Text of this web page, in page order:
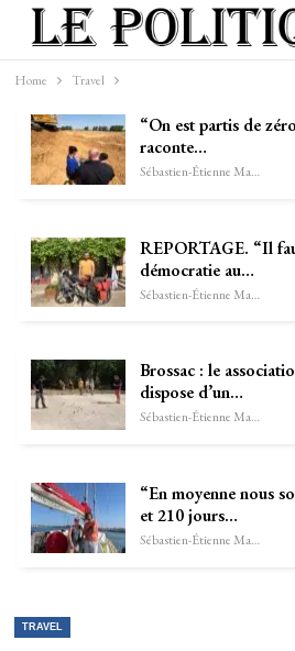
Home Travel
“On est partis de
raconte…
Sébastien-Étienne Marechal
REPORTAGE. “Il
démocratie au…
Sébastien-Étienne Marechal
Brossac : le
dispose d’un…
Sébastien-Étienne Marechal
“En moyenne nous
et 210 jours…
Sébastien-Étienne Marechal
TRAVEL